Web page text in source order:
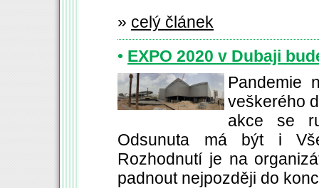
» celý článek
• EXPO 2020 v Dubaji
Pandemie
veškerého
akce se
Odsunuta má být i
Rozhodnutí je na
padnout nejpozději do